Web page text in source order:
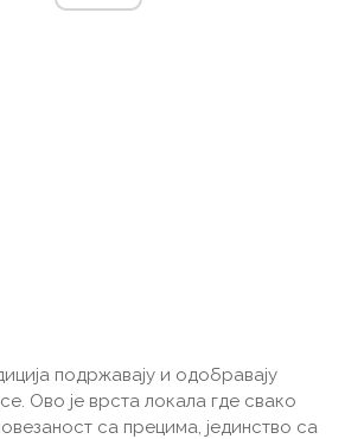
подржавају и одобравају
Ово је врста локала где свако
са прецима, јединство са